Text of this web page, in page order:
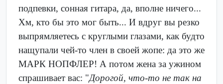
подпевки, сонная гитара, да, вполне ничего...
Хм, кто бы это мог быть... И вдруг вы резко
выпрямляетесь с круглыми глазами, как будто
нащупали чей-то член в своей жопе: да это же
МАРК НОПФЛЕР! А потом жена за ужином
спрашивает вас: "Дорогой, что-то не так на